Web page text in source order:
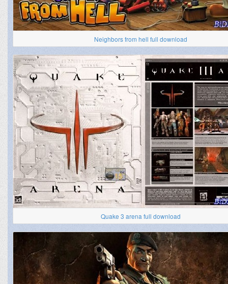
Neighbors from hell full download
Quake 3 arena full download